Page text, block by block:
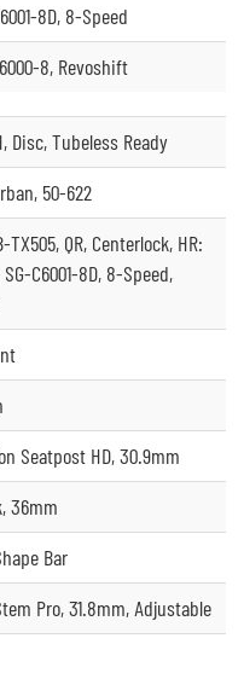
8D, 8-Speed
8, Revoshift
Disc, Tubeless Ready
50-622
QR, Centerlock, HR:
C6001-8D, 8-Speed,
Seatpost HD, 30.9mm
36mm
Bar
Pro, 31.8mm, Adjustable